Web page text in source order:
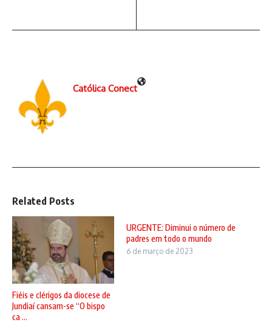
Católica Conect
Related Posts
Fiéis e clérigos da diocese de
Jundiaí cansam-se “O bispo
ca ...
URGENTE: Diminui o número de
padres em todo o mundo
6 de março de 2023